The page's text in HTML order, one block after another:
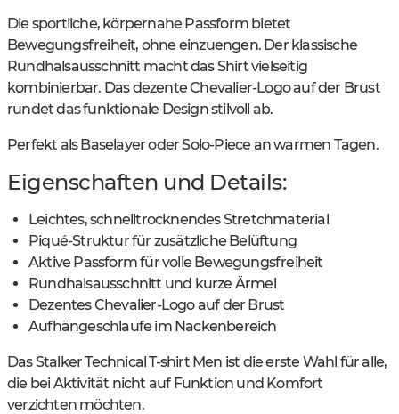
Die sportliche, körpernahe Passform bietet
Bewegungsfreiheit, ohne einzuengen. Der klassische
Rundhalsausschnitt macht das Shirt vielseitig
kombinierbar. Das dezente Chevalier-Logo auf der Brust
rundet das funktionale Design stilvoll ab.
Perfekt als Baselayer oder Solo-Piece an warmen Tagen.
Eigenschaften und Details:
Leichtes, schnelltrocknendes Stretchmaterial
Piqué-Struktur für zusätzliche Belüftung
Aktive Passform für volle Bewegungsfreiheit
Rundhalsausschnitt und kurze Ärmel
Dezentes Chevalier-Logo auf der Brust
Aufhängeschlaufe im Nackenbereich
Das Stalker Technical T-shirt Men ist die erste Wahl für alle,
die bei Aktivität nicht auf Funktion und Komfort
verzichten möchten.